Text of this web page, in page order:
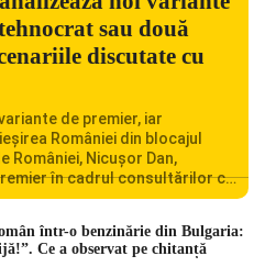
sau două
discutate cu
de premier, iar
României din blocajul
României, Nicușor Dan,
în cadrul consultărilor cu
despre scenariul unui
a două cabinete
noi variante de premier
într-o benzinărie din Bulgaria:
Ce a observat pe chitanță